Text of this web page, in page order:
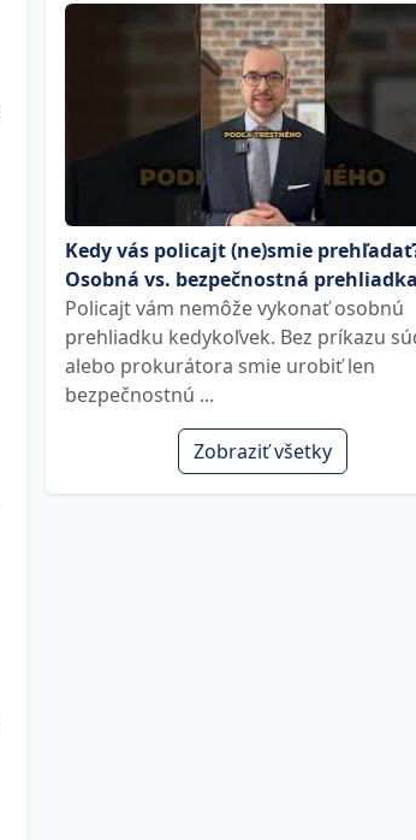
Kedy vás policajt (ne)smie
Osobná vs. bezpečnostná
Policajt vám nemôže vykonať osobnú
prehliadku kedykoľvek. Bez príkazu
alebo prokurátora smie urobiť len
bezpečnostnú ...
Zobraziť všetky